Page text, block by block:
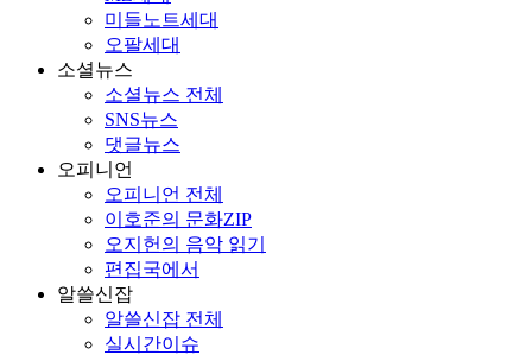
미들노트세대
오팔세대
소셜뉴스
소셜뉴스 전체
SNS뉴스
댓글뉴스
오피니언
오피니언 전체
이호준의 문화ZIP
오지헌의 음악 읽기
편집국에서
알쓸신잡
알쓸신잡 전체
실시간이슈